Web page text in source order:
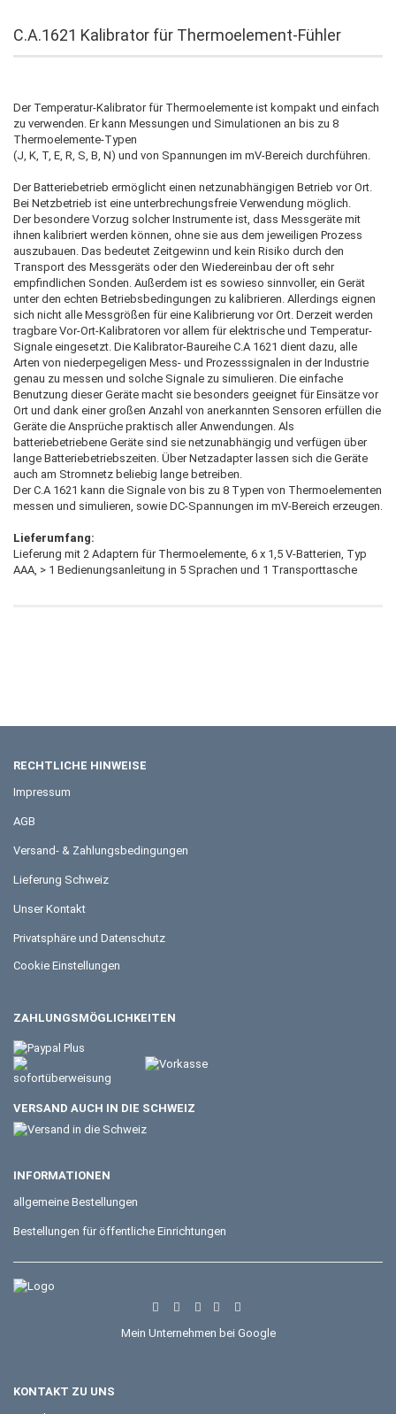
C.A.1621 Kalibrator für Thermoelement-Fühler
Der Temperatur-Kalibrator für Thermoelemente ist kompakt und einfach
zu verwenden. Er kann Messungen und Simulationen an bis zu 8
Thermoelemente-Typen
(J, K, T, E, R, S, B, N) und von Spannungen im mV-Bereich durchführen.
Der Batteriebetrieb ermöglicht einen netzunabhängigen Betrieb vor Ort.
Bei Netzbetrieb ist eine unterbrechungsfreie Verwendung möglich.
Der besondere Vorzug solcher Instrumente ist, dass Messgeräte mit
ihnen kalibriert werden können, ohne sie aus dem jeweiligen Prozess
auszubauen. Das bedeutet Zeitgewinn und kein Risiko durch den
Transport des Messgeräts oder den Wiedereinbau der oft sehr
empfindlichen Sonden. Außerdem ist es sowieso sinnvoller, ein Gerät
unter den echten Betriebsbedingungen zu kalibrieren. Allerdings eignen
sich nicht alle Messgrößen für eine Kalibrierung vor Ort. Derzeit werden
tragbare Vor-Ort-Kalibratoren vor allem für elektrische und Temperatur-
Signale eingesetzt. Die Kalibrator-Baureihe C.A 1621 dient dazu, alle
Arten von niederpegeligen Mess- und Prozesssignalen in der Industrie
genau zu messen und solche Signale zu simulieren. Die einfache
Benutzung dieser Geräte macht sie besonders geeignet für Einsätze vor
Ort und dank einer großen Anzahl von anerkannten Sensoren erfüllen die
Geräte die Ansprüche praktisch aller Anwendungen. Als
batteriebetriebene Geräte sind sie netzunabhängig und verfügen über
lange Batteriebetriebszeiten. Über Netzadapter lassen sich die Geräte
auch am Stromnetz beliebig lange betreiben.
Der C.A 1621 kann die Signale von bis zu 8 Typen von Thermoelementen
messen und simulieren, sowie DC-Spannungen im mV-Bereich erzeugen.
Lieferumfang:
Lieferung mit 2 Adaptern für Thermoelemente, 6 x 1,5 V-Batterien, Typ
AAA, > 1 Bedienungsanleitung in 5 Sprachen und 1 Transporttasche
RECHTLICHE HINWEISE
Impressum
AGB
Versand- & Zahlungsbedingungen
Lieferung Schweiz
Unser Kontakt
Privatsphäre und Datenschutz
Cookie Einstellungen
ZAHLUNGSMÖGLICHKEITEN
VERSAND AUCH IN DIE SCHWEIZ
INFORMATIONEN
allgemeine Bestellungen
Bestellungen für öffentliche Einrichtungen
Mein Unternehmen bei Google
KONTAKT ZU UNS